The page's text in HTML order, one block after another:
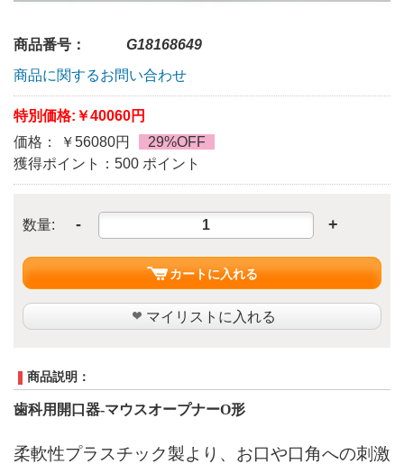
商品番号：
G18168649
商品に関するお問い合わせ
特別価格: ￥40060円
価格： ￥56080円
29%OFF
獲得ポイント：500 ポイント
数量: - +
カートに入れる
マイリストに入れる
商品説明：
歯科用開口器-マウスオープナーO形
柔軟性プラスチック製より、お口や口角への刺激